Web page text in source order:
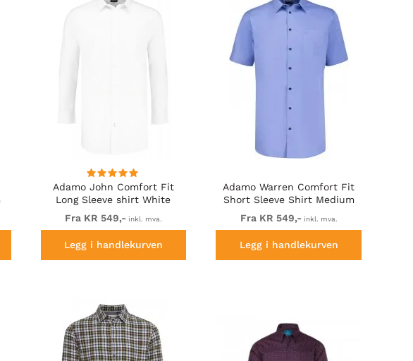
Adamo John Comfort Fit
Long Sleeve shirt White
Fra KR 549,- inkl. mva.
Legg i handlekurven
Adamo Warren Comfort Fit
Short Sleeve Shirt Medium
Blue
Fra KR 549,- inkl. mva.
Legg i handlekurven